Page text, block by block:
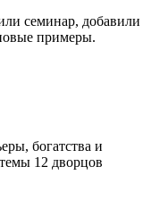
семинар, добавили
примеры.
богатства и
12 дворцов